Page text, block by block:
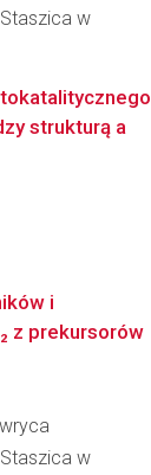
w
strukturą a
i
z prekursorów
w